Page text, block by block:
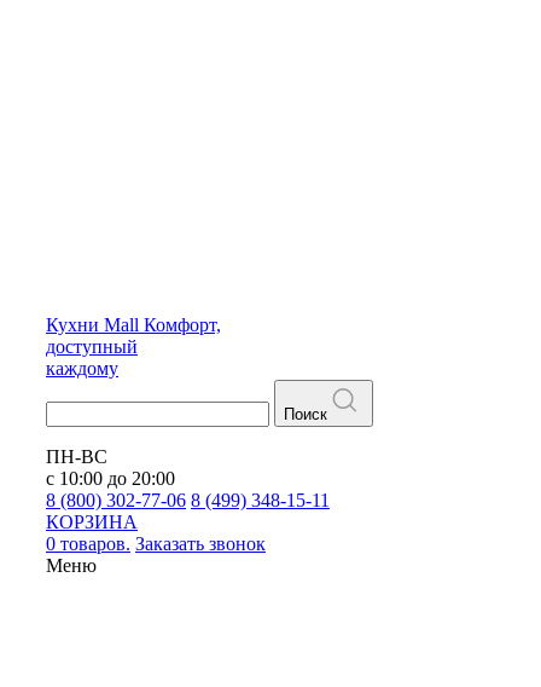
Кухни Mall Комфорт,
доступный
каждому
Поиск
ПН-ВС
с 10:00 до 20:00
8 (800) 302-77-06 8 (499) 348-15-11
КОРЗИНА
0 товаров. Заказать звонок
Меню